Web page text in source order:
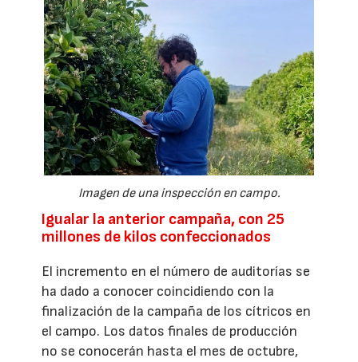
Imagen de una inspección en campo.
Igualar la anterior campaña, con 25
millones de kilos confeccionados
El incremento en el número de auditorías se
ha dado a conocer coincidiendo con la
finalización de la campaña de los cítricos en
el campo. Los datos finales de producción
no se conocerán hasta el mes de octubre,